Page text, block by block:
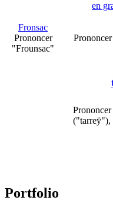
en
Fronsac
Prononcer
"Frounsac"
("tarreÿ"),
Portfolio